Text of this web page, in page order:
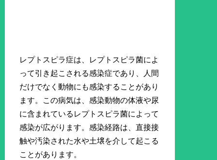
レプトスピラ症は、レプトスピラ菌によ
って引き起こされる感染症であり、人間
だけでなく動物にも感染することがあり
ます。この病気は、感染動物の体液や尿
に含まれているレプトスピラ菌によって
感染が広がります。感染経路は、直接接
触や汚染された水や土壌を介して起こる
ことがあります。